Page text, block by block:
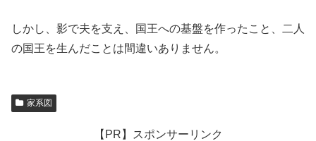
しかし、影で夫を支え、国王への基盤を作ったこと、二人
の国王を生んだことは間違いありません。
家系図
【PR】スポンサーリンク